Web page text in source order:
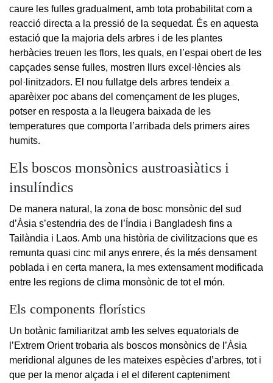
caure les fulles gradualment, amb tota probabilitat com a
reacció directa a la pressió de la sequedat. És en aquesta
estació que la majoria dels arbres i de les plantes
herbàcies treuen les flors, les quals, en l’espai obert de les
capçades sense fulles, mostren llurs excel·lències als
pol·linitzadors. El nou fullatge dels arbres tendeix a
aparèixer poc abans del començament de les pluges,
potser en resposta a la lleugera baixada de les
temperatures que comporta l’arribada dels primers aires
humits.
Els boscos monsònics austroasiàtics i
insulíndics
De manera natural, la zona de bosc monsònic del sud
d’Àsia s’estendria des de l’Índia i Bangladesh fins a
Tailàndia i Laos. Amb una història de civilitzacions que es
remunta quasi cinc mil anys enrere, és la més densament
poblada i en certa manera, la mes extensament modificada
entre les regions de clima monsònic de tot el món.
Els components florístics
Un botànic familiaritzat amb les selves equatorials de
l’Extrem Orient trobaria als boscos monsònics de l’Àsia
meridional algunes de les mateixes espècies d’arbres, tot i
que per la menor alçada i el el diferent capteniment